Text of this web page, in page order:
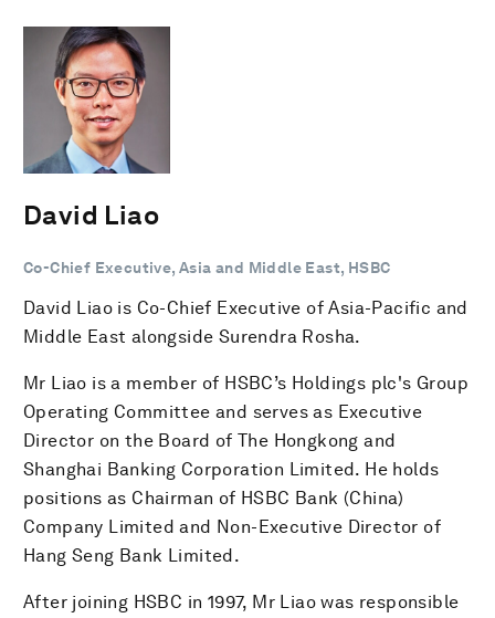
David Liao
Co-Chief Executive, Asia and Middle East, HSBC
David Liao is Co-Chief Executive of Asia-Pacific and
Middle East alongside Surendra Rosha.
Mr Liao is a member of HSBC’s Holdings plc's Group
Operating Committee and serves as Executive
Director on the Board of The Hongkong and
Shanghai Banking Corporation Limited. He holds
positions as Chairman of HSBC Bank (China)
Company Limited and Non-Executive Director of
Hang Seng Bank Limited.
After joining HSBC in 1997, Mr Liao was responsible